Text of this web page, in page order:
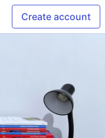
Create account